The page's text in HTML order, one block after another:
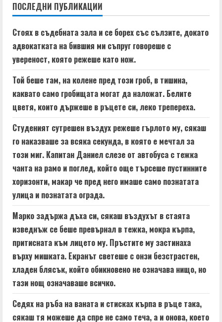
u
e
R
e
a
d
i
n
g
ПОСЛЕДНИ ПУБЛИКАЦИИ
Стоях в съдебната зала и се борех със сълзите, докато
адвокатката на бившия ми съпруг говореше с
увереност, която режеше като нож.
Той беше там, на колене пред този гроб, в тишина,
каквато само гробищата могат да наложат. Белите
цветя, които държеше в ръцете си, леко трепереха.
Студеният сутрешен въздух режеше гърлото му, сякаш
го наказваше за всяка секунда, в която е мечтал за
този миг. Капитан Даниел слезе от автобуса с тежка
чанта на рамо и поглед, който още търсеше пустинните
хоризонти, макар че пред него имаше само познатата
улица и познатата ограда.
Марко задържа дъха си, сякаш въздухът в стаята
изведнъж се беше превърнал в тежка, мокра кърпа,
притисната към лицето му. Пръстите му застинаха
върху мишката. Екранът светеше с онзи безстрастен,
хладен блясък, който обикновено не означава нищо, но
тази нощ означаваше всичко.
Седях на ръба на ваната и стисках кърпа в ръце така,
сякаш тя можеше да спре не само теча, а и онова, което